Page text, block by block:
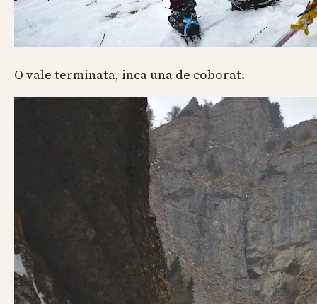
O vale terminata, inca una de coborat.